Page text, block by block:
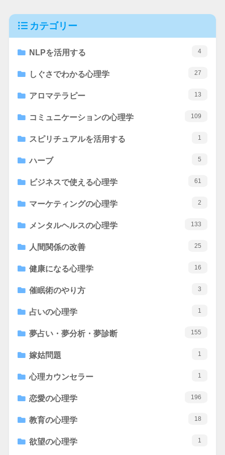
カテゴリー
NLPを活用する 4
しぐさでわかる心理学 27
アロマテラピー 13
コミュニケーションの心理学 109
スピリチュアルを活用する 1
ハーブ 5
ビジネスで使える心理学 61
マーケティングの心理学 2
メンタルヘルスの心理学 133
人間関係の改善 25
健康になる心理学 16
催眠術のやり方 3
占いの心理学 1
夢占い・夢分析・夢診断 155
嫁姑問題 1
心理カウンセラー 1
恋愛の心理学 196
教育の心理学 18
欲望の心理学 1